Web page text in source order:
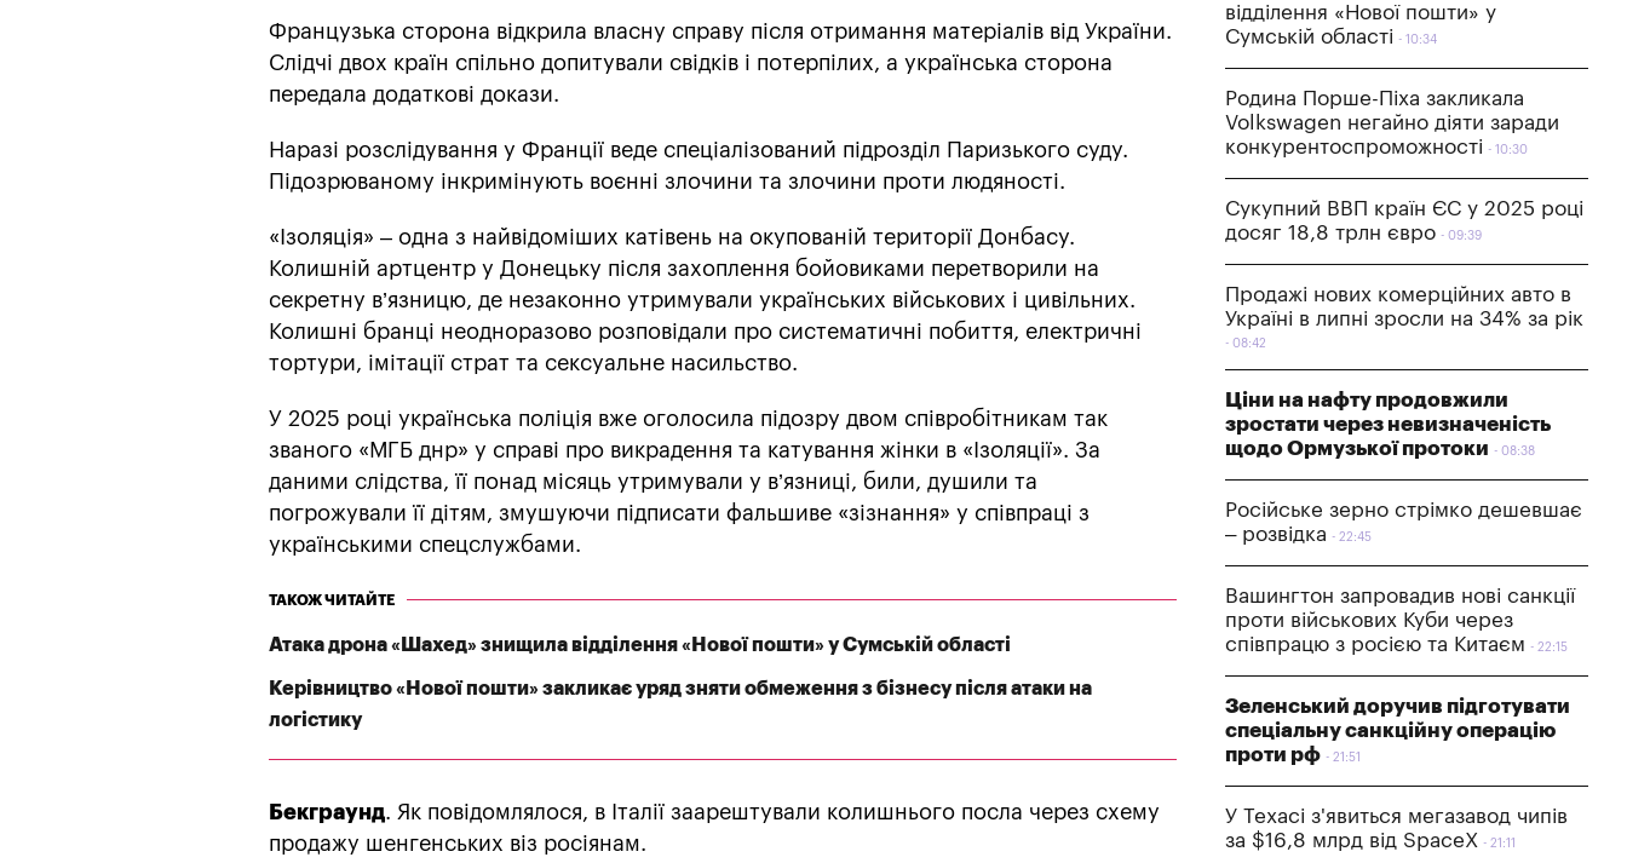
Французька сторона відкрила власну справу після отримання матеріалів від України.
Слідчі двох країн спільно допитували свідків і потерпілих, а українська сторона
передала додаткові докази.
Наразі розслідування у Франції веде спеціалізований підрозділ Паризького суду.
Підозрюваному інкримінують воєнні злочини та злочини проти людяності.
«Ізоляція» – одна з найвідоміших катівень на окупованій території Донбасу.
Колишній артцентр у Донецьку після захоплення бойовиками перетворили на
секретну в’язницю, де незаконно утримували українських військових і цивільних.
Колишні бранці неодноразово розповідали про систематичні побиття, електричні
тортури, імітації страт та сексуальне насильство.
У 2025 році українська поліція вже оголосила підозру двом співробітникам так
званого «МГБ днр» у справі про викрадення та катування жінки в «Ізоляції». За
даними слідства, її понад місяць утримували у в’язниці, били, душили та
погрожували її дітям, змушуючи підписати фальшиве «зізнання» у співпраці з
українськими спецслужбами.
ТАКОЖ ЧИТАЙТЕ
Атака дрона «Шахед» знищила відділення «Нової пошти» у Сумській області
Керівництво «Нової пошти» закликає уряд зняти обмеження з бізнесу після атаки на
логістику
Бекграунд. Як повідомлялося, в Італії заарештували колишнього посла через схему
продажу шенгенських віз росіянам.
відділення «Нової пошти» у
Сумській області
10:34
Родина Порше-Піха закликала
Volkswagen негайно діяти заради
конкурентоспроможності
10:30
Сукупний ВВП країн ЄС у 2025 році
досяг 18,8 трлн євро
09:39
Продажі нових комерційних авто в
Україні в липні зросли на 34% за рік
08:42
Ціни на нафту продовжили
зростати через невизначеність
щодо Ормузької протоки
08:38
Російське зерно стрімко дешевшає
– розвідка
22:45
Вашингтон запровадив нові санкції
проти військових Куби через
співпрацю з росією та Китаєм
22:15
Зеленський доручив підготувати
спеціальну санкційну операцію
проти рф
21:51
У Техасі з'явиться мегазавод чипів
за $16,8 млрд від SpaceX
21:11